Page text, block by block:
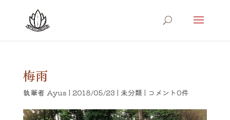
梅雨
執筆者 Ayus | 2018/05/23 | 未分類 | コメント0件